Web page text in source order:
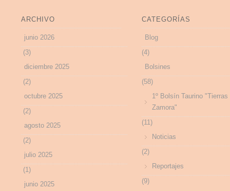
ARCHIVO
junio 2026
(3)
diciembre 2025
(2)
octubre 2025
(2)
agosto 2025
(2)
julio 2025
(1)
junio 2025
CATEGORÍAS
Blog
(4)
Bolsines
(58)
1º Bolsín Taurino "Tierras
Zamora"
(11)
Noticias
(2)
Reportajes
(9)